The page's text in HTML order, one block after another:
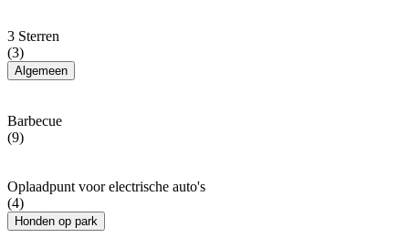
3 Sterren
(3)
Algemeen
Barbecue
(9)
Oplaadpunt voor electrische auto's
(4)
Honden op park